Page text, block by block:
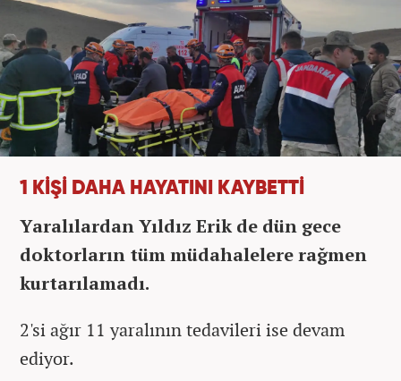
1 KİŞİ DAHA HAYATINI KAYBETTİ
Yaralılardan Yıldız Erik de dün gece
doktorların tüm müdahalelere rağmen
kurtarılamadı.
2'si ağır 11 yaralının tedavileri ise devam
ediyor.